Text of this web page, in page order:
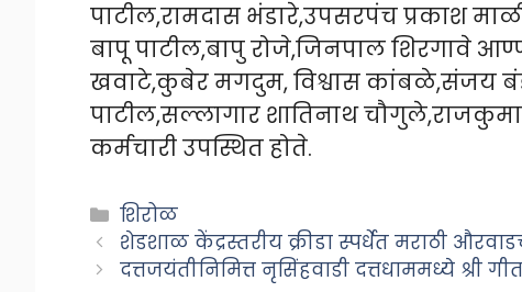
पाटील,रामदास भंडारे,उपसरपंच प्रकाश
बापू पाटील,बापु रोजे,जिनपाल शिरगावे
खवाटे,कुबेर मगदुम, विश्वास कांबळे,संजय
पाटील,सल्लागार शातिनाथ
कर्मचारी उपस्थित होते.
Categories
शिरोळ
शेडशाळ केंद्रस्तरीय क्रीडा स्पर्धेत मराठी
दत्तजयंतीनिमित्त नृसिंहवाडी दत्तधाममध्ये श्री